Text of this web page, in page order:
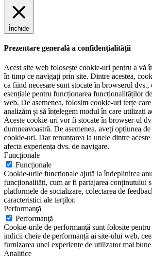
Închide
Prezentare generală a confidențialității
Acest site web folosește cookie-uri pentru a vă
în timp ce navigați prin site. Dintre acestea,
ca fiind necesare sunt stocate în browserul dvs.,
esențiale pentru funcționarea funcționalităților
web. De asemenea, folosim cookie-uri terțe care
analizăm și să înțelegem modul în care utilizați
Aceste cookie-uri vor fi stocate în browser-ul
dumneavoastră. De asemenea, aveți opțiunea
cookie-uri. Dar renunțarea la unele dintre
afecta experiența dvs. de navigare.
Funcționale
Funcționale
Cookie-urile funcționale ajută la îndeplinirea
funcționalități, cum ar fi partajarea conținutului
platformele de socializare, colectarea de
caracteristici ale terților.
Performanţă
Performanţă
Cookie-urile de performanță sunt folosite pentru
indicii cheie de performanță ai site-ului web,
furnizarea unei experiențe de utilizator mai
Analitice